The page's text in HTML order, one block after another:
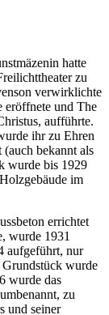
hatte
zu
verwirklichte
eröffnete und The
aufführte.
ihr zu Ehren
bekannt als
wurde bis 1929
im
errichtet
wurde 1931
aufgeführt, nur
wurde
wurde das
zu
und seiner